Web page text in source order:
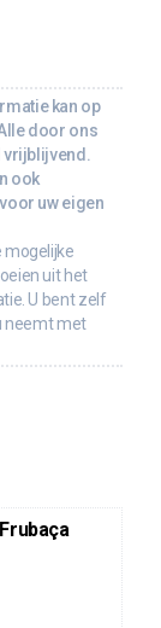
kan op
door ons
vrijblijvend.
ook
uw eigen
mogelijke
uit het
U bent zelf
neemt met